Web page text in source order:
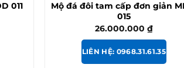
011
Mộ đá đôi tam cấp đơn giản
015
26.000.000 ₫
LIÊN HỆ: 0968.31.61.35